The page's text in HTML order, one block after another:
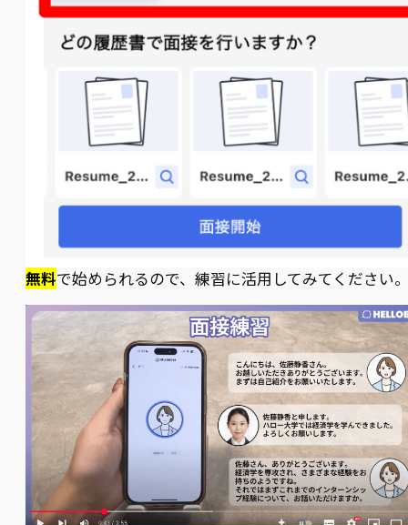
無料で始められるので、練習に活用してみてください